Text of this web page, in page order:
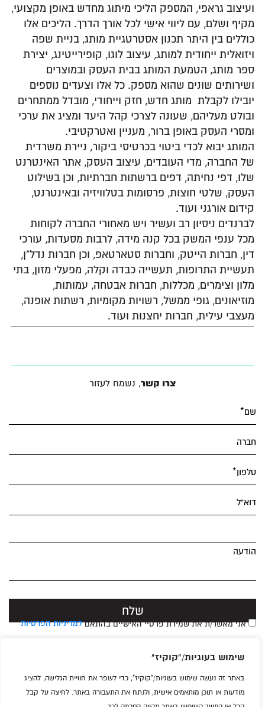
שימוש בעוגיות/"קוקיז"
באתר זה נעשה שימוש בעוגיות/"קוקיז", כדי לשפר את חוויית הגלישה, להציג
מודעות או תוכן מותאמים אישית, ולנתח את התעבורה באתר. לחיצה על קבל
ועיצוב גראפי, המספק הליכי מיתוג מחדש באופן מקצועי,
מקיף ושלם, עם ליווי אישי לכל אורך הדרך. הליכים אלו
כוללים בין היתר תכנון אסטרטגיית מותג, בניית שפה
ויזואלית ייחודית למותג, עיצוב לוגו, קופירייטינג, יצירת
ספר מותג, הטמעת המותג בבית העסק ובמוצרים
ושירותים שונים שהוא מספק. כל אלו וצעדים נוספים
יובילו לקבלת מותג חדש, חזק וייחודי, מובדל ממתחרים
ובולט מעליהם, שעונה לצרכי קהל היעד ומציג את ערכי
ומסרי העסק באופן ברור, מעניין ואטרקטיבי.
המותג יבוא לכדי ביטוי בכרטיסי ביקור, ניירת משרדית
של החברה, מדי העובדים, עיצוב העסק, אתר האינטרנט
שלו, דפי נחיתה, דפים ברשתות חברתיות, וכן בשילוט
העסק, שלטי חוצות, פרסומות בטלוויזיה ובאינטרנט,
קידום אורגני ועוד.
לברנדים ניסיון רב ועשיר ויש מאחורי החברה לקוחות
מכל ענפי המשק בכל קנה מידה, לרבות מסעדות, עורכי
דין, חברות הייטק, וחברות סטארטאפ, וכן חברות נדל"ן,
תעשיית התרופות, תעשייה כבדה וקלה, מפעלי מזון, בתי
מלון וצימרים, מכללות, חברות אבטחה, עמותות,
מוזיאונים, גופי ממשל, רשויות מקומיות, רשתות אופנה,
מעצבי עילית, חברות יחצנות ועוד.
צרו קשר, נשמח לעזור
שם*
חברה
טלפון*
דוא”ל
הודעה
אני מאשר/ת את שמירת פרטיי האישיים בהתאם למדיניות הפרטיות
טלפון:073-751-1749
|
OFFICE@BRANDIM.CO.IL
גני התערוכה, ביתן 2 רוקח 101 תל אביב מיקוד 6902068